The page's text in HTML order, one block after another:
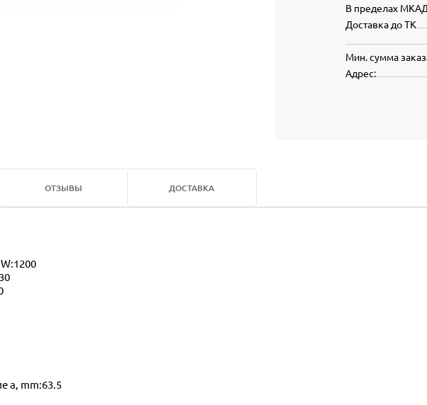
В пределах МКАД
Доставка до ТК
Мин. сумма
Адрес:
ОТЗЫВЫ ДОСТАВКА
a, mm:63.5